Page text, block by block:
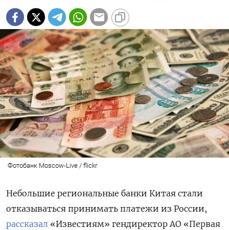
Фотобанк Moscow-Live / flickr
Небольшие региональные банки Китая стали
отказываться принимать платежи из России,
рассказал «Известиям» гендиректор АО «Первая